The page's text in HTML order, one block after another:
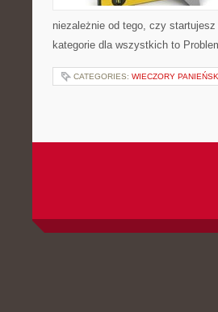
niezależnie od tego, czy
kategorie dla wszystkich to
CATEGORIES: WIECZORY